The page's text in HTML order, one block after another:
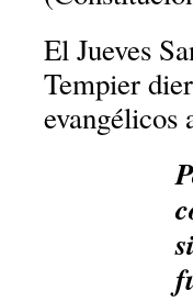
El Jueves
Tempier
evangélicos